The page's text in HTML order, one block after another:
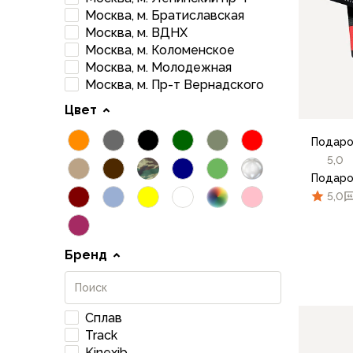
Нижнее белье
Обувь
Мужская обувь
Ботинки
Утепленные
Неутепленные
Полуботинки
Кроссовки
Трейловые кроссовки
Повседневные кроссовки
Кроссовки треккинговые
Сапоги
Зимние
Демисезонные
Болотные сапоги, забродники
Вкладыши
Сандалии
Гамаши, бахилы
Москва, м. Братиславская
Москва, м. ВДНХ
Москва, м. Коломенское
Москва, м. Молодежная
Москва, м. Пр-т Вернадского
Цвет
Бренд
Сплав
Track
5,0
5,0